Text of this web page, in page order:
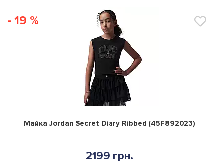
- 19 %
0
Майка Jordan Secret Diary Ribbed (45F892023)
2199 грн.